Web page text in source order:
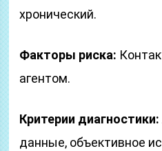
хронический.
Факторы риска:
агентом.
Критерии диагностики:
данные, объективное